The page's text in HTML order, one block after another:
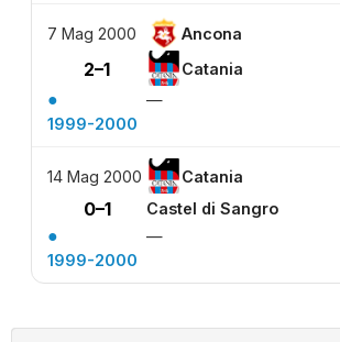
7 Mag 2000 Ancona
2–1 Catania
●
—
1999-2000
14 Mag 2000 Catania
0–1 Castel di Sangro
●
—
1999-2000